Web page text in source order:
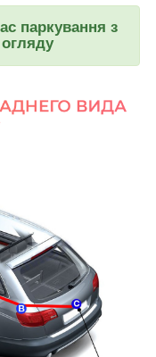
паркування з